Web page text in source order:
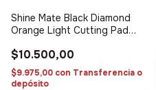
Shine Mate Black Diamond
Orange Light Cutting Pad
$10.500,00
$9.975,00 con Transferencia o
depósito